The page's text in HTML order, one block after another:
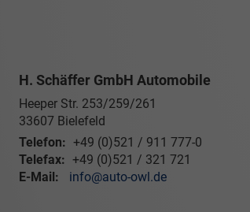
H. Schäffer GmbH Automobile
Heeper Str. 253/259/261
33607 Bielefeld
Telefon: +49 (0)521 / 911 777-0
Telefax: +49 (0)521 / 321 721
E-Mail:
info@auto-owl.de